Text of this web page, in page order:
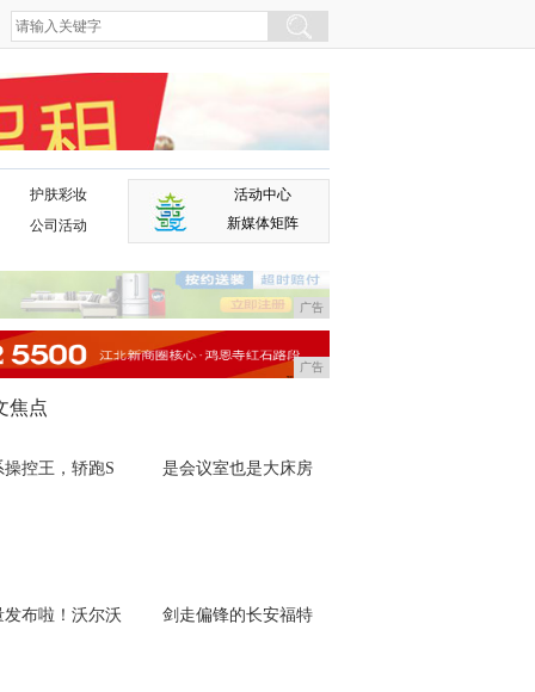
护肤彩妆
公司活动
活动中心
新媒体矩阵
广告
广告
焦点
操控王，轿跑S 是会议室也是大床房
发布啦！沃尔沃 剑走偏锋的长安福特